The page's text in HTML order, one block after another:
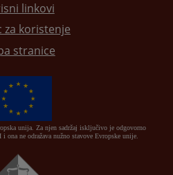
linkovi
za koristenje
stranice
unija. Za njen sadržaj isključivo je odgovorno
ne odražava nužno stavove Evropske unije.